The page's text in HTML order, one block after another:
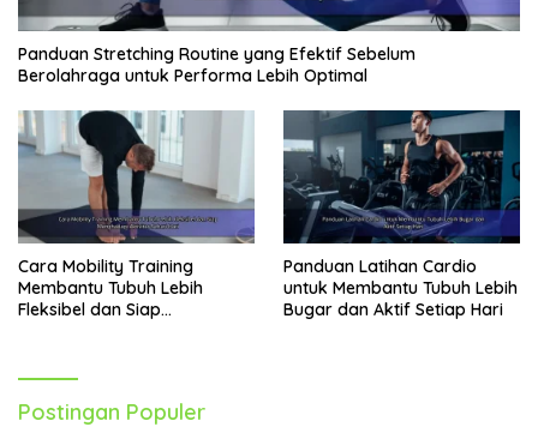
Panduan Stretching Routine yang Efektif Sebelum
Berolahraga untuk Performa Lebih Optimal
Cara Mobility Training
Membantu Tubuh Lebih
Fleksibel dan Siap
Panduan Latihan Cardio
untuk Membantu Tubuh Lebih
Bugar dan Aktif Setiap Hari
Postingan Populer